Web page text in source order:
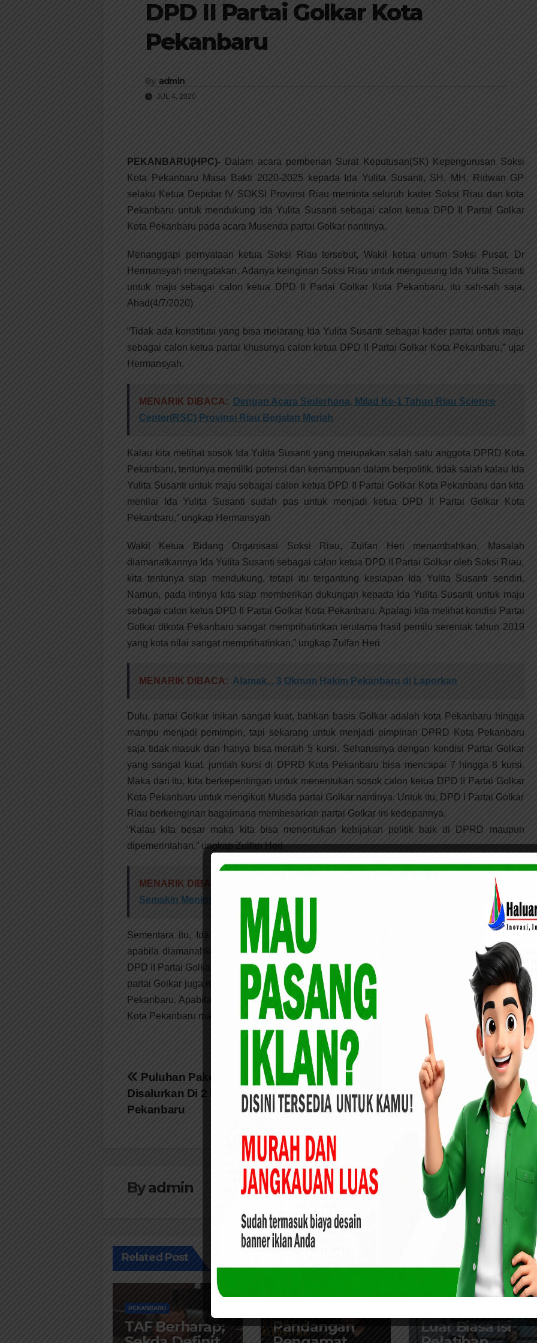
DPD II Partai Golkar Kota
Pekanbaru
By admin
JUL 4, 2020
PEKANBARU(HPC)- Dalam acara pemberian Surat Keputusan(SK) Kepengurusan Soksi
Kota Pekanbaru Masa Bakti 2020-2025 kepada Ida Yulita Susanti, SH. MH, Ridwan GP
selaku Ketua Depidar IV SOKSI Provinsi Riau meminta seluruh kader Soksi Riau dan kota
Pekanbaru untuk mendukung Ida Yulita Susanti sebagai calon ketua DPD II Partai Golkar
Kota Pekanbaru pada acara Musenda partai Golkar nantinya.
Menanggapi pernyataan ketua Soksi Riau tersebut, Wakil ketua umum Soksi Pusat, Dr
Hermansyah mengatakan, Adanya keinginan Soksi Riau untuk mengusung Ida Yulita Susanti
untuk maju sebagai calon ketua DPD II Partai Golkar Kota Pekanbaru, itu sah-sah saja.
Ahad(4/7/2020)
“Tidak ada konstitusi yang bisa melarang Ida Yulita Susanti sebagai kader partai untuk maju
sebagai calon ketua partai khusunya calon ketua DPD II Partai Golkar Kota Pekanbaru,” ujar
Hermansyah.
MENARIK DIBACA:
Dengan Acara Sederhana, Milad Ke-1 Tahun Riau Science
Center(RSC) Provinsi Riau Berjalan Meriah
Kalau kita melihat sosok Ida Yulita Susanti yang merupakan salah satu anggota DPRD Kota
Pekanbaru, tentunya memiliki potensi dan kemampuan dalam berpolitik, tidak salah kalau Ida
Yulita Susanti untuk maju sebagai calon ketua DPD II Partai Golkar Kota Pekanbaru dan kita
menilai Ida Yulita Susanti sudah pas untuk menjadi ketua DPD II Partai Golkar Kota
Pekanbaru,” ungkap Hermansyah
Wakil Ketua Bidang Organisasi Soksi Riau, Zulfan Heri menambahkan, Masalah
diamanatkannya Ida Yulita Susanti sebagai calon ketua DPD II Partai Golkar oleh Soksi Riau,
kita tentunya siap mendukung, tetapi itu tergantung kesiapan Ida Yulita Susanti sendiri.
Namun, pada intinya kita siap memberikan dukungan kepada Ida Yulita Susanti untuk maju
sebagai calon ketua DPD II Partai Golkar Kota Pekanbaru. Apalagi kita melihat kondisi Partai
Golkar dikota Pekanbaru sangat memprihatinkan terutama hasil pemilu serentak tahun 2019
yang kota nilai sangat memprihatinkan,” ungkap Zulfan Heri
MENARIK DIBACA: Alamak... 3 Oknum Hakim Pekanbaru di Laporkan
Dulu, partai Golkar inikan sangat kuat, bahkan basis Golkar adalah kota Pekanbaru hingga
mampu menjadi pemimpin, tapi sekarang untuk menjadi pimpinan DPRD Kota Pekanbaru
saja tidak masuk dan hanya bisa meraih 5 kursi. Seharusnya dengan kondisi Partai Golkar
yang sangat kuat, jumlah kursi di DPRD Kota Pekanbaru bisa mencapai 7 hingga 8 kursi.
Maka dari itu, kita berkepentingan untuk menentukan sosok calon ketua DPD II Partai Golkar
Kota Pekanbaru untuk mengikuti Musda partai Golkar nantinya. Untuk itu, DPD I Partai Golkar
Riau berkeinginan bagaimana membesarkan partai Golkar ini kedepannya.
“Kalau kita besar maka kita bisa menentukan kebijakan politik baik di DPRD maupun
dipemerintahan,” ungkap Zulfan Heri
MENARIK DIBACA:
Tingkat Pengangguran kota Pekanbaru Diramal Akan terus
Semakin Meningkat
Sementara itu, Ida Yulita Susanti mengatakan, Kita selaku kader partai Golkar siap saja
apabila diamanahkan oleh partai, apalagi kita perintahkan untuk maju sebagai calon ketua
DPD II Partai Golkar Kota Pekanbaru. Soksi yang merupakan organisasi juga sebagai pendiri
partai Golkar juga memiliki hak suara dalam pemilihan calon ketua DPD II Partai Golkar Kota
Pekanbaru. Apabila saya didorong oleh organisasi sebagai calon ketua DPD II Partai Golkar
Kota Pekanbaru maka wajib kita menerimanya,” ungkap Ida Yulita Susanti.(Yusuf)
Navigasi
pos
Ida Yulita Susanti, SH, MH Terima SK
Ketua Soksi Kota Pekanbaru Masa
Bakti 2020-2025
Puluhan Paket Sembako Kembali
Disalurkan Di 2 Kecamatan Kota
Pekanbaru
Byadmin
Related Post
PEKANBARU
TAF Berharap;
Pandangan
PEKANBARU
Luar Biasa Isi